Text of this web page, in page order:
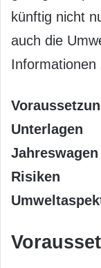
künftig nicht
auch die
Informationen
Unterlagen
Jahreswagen
Risiken